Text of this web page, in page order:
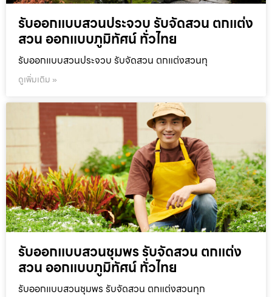
รับออกแบบสวนประจวบ รับจัดสวน ตกแต่ง
สวน ออกแบบภูมิทัศน์ ทั่วไทย
รับออกแบบสวนประจวบ รับจัดสวน ตกแต่งสวนทุ
ดูเพิ่มเติม »
รับออกแบบสวนชุมพร รับจัดสวน ตกแต่ง
สวน ออกแบบภูมิทัศน์ ทั่วไทย
รับออกแบบสวนชุมพร รับจัดสวน ตกแต่งสวนทุก